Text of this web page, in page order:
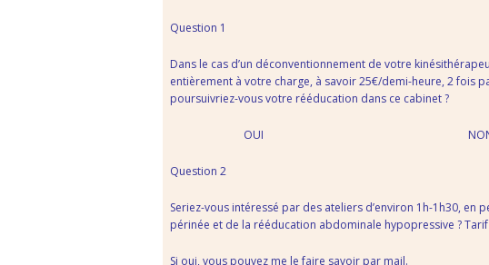
Question 1
Dans le cas d’un déconventionnement de votre
entièrement à votre charge, à savoir 25€/demi-heure, 2 fois
poursuivriez-vous votre rééducation dans ce cabinet ?
OUI
Question 2
Seriez-vous intéressé par des ateliers d’environ 1h-1h30, en
périnée et de la rééducation abdominale hypopressive ? Tarif
Si oui, vous pouvez me le faire savoir par mail.